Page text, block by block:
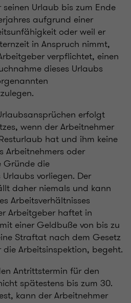
Urlaub bis zum Ende
aufgrund einer
oder weil er
in Anspruch nimmt,
verpflichtet, einen
dieses Urlaubs
erfolgt
wenn der Arbeitnehmer
hat und ihm keine
Arbeitnehmers oder
Gründe die
vorliegen. Der
daher niemals und kann
Arbeitsverhältnisses
Arbeitgeber haftet in
einer Geldbuße von bis zu
Straftat nach dem Gesetz
die Arbeitsinspektion, begeht.
Antrittstermin für den
spätestens bis zum 30.
kann der Arbeitnehmer